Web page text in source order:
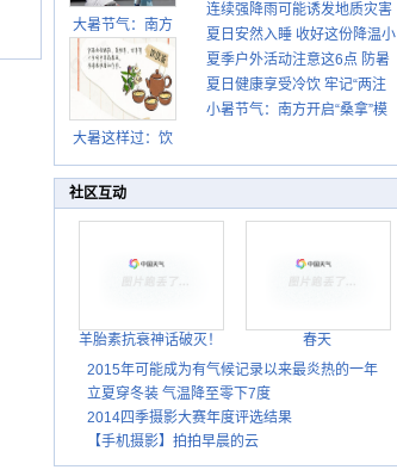
大暑节气：南方
暑热盛行防伏旱
北方雨季陆续开
启
大暑这样过：饮
湿热保健康
示请收好
连续强降雨可能诱发地质灾害
这些前兆要知道
夏日安然入睡 收好这份降温小
贴士
夏季户外活动注意这6点 防暑
健身两不误
夏日健康享受冷饮 牢记“两注
意一控制”
小暑节气：南方开启“桑拿”模
社区互动
羊胎素抗衰神话破灭！
春天
2015年可能成为有气候记录以来最炎热的一年
立夏穿冬装 气温降至零下7度
2014四季摄影大赛年度评选结果
【手机摄影】拍拍早晨的云